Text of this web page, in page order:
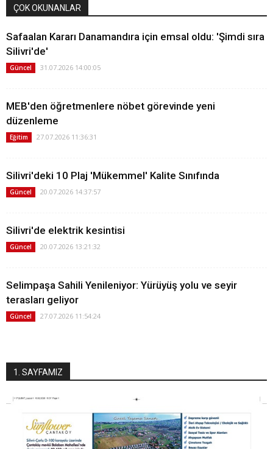
ÇOK OKUNANLAR
Safaalan Kararı Danamandıra için emsal oldu: 'Şimdi sıra
Silivri'de'
Güncel 31.07.2026 14:00:05
MEB'den öğretmenlere nöbet görevinde yeni
düzenleme
Eğitim 27.07.2026 11:36:31
Silivri'deki 10 Plaj 'Mükemmel' Kalite Sınıfında
Güncel 20.07.2026 14:37:57
Silivri'de elektrik kesintisi
Güncel 20.07.2026 13:21:32
Selimpaşa Sahili Yenileniyor: Yürüyüş yolu ve seyir
terasları geliyor
Güncel 27.07.2026 11:54:24
1. SAYFAMIZ